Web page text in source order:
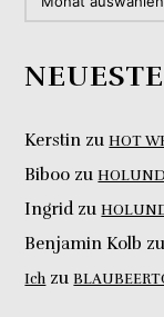
Kerstin zuHOT
Biboo zu
Ingridzu
Benjamin Kolb
Ich zu